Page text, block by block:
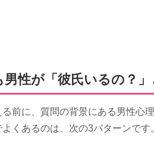
男性が「彼氏いるの？
前に、質問の背景にある男性心
くあるのは、次の3パターンです